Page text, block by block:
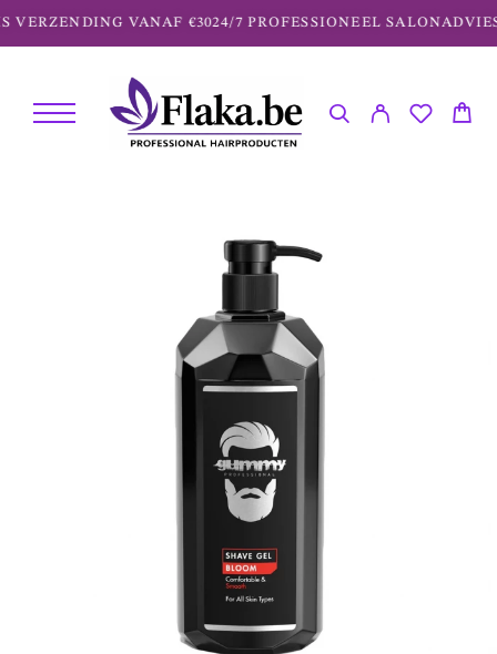
VERZENDING VANAF €3024/7 PROFESSIONEEL SALONADVIES